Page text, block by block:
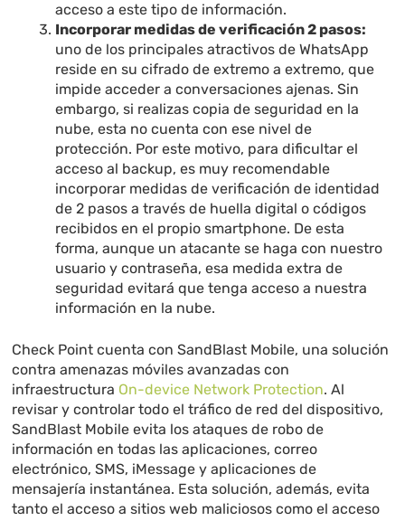
acceso a este tipo de información.
Incorporar medidas de verificación 2 pasos:
uno de los principales atractivos de WhatsApp
reside en su cifrado de extremo a extremo, que
impide acceder a conversaciones ajenas. Sin
embargo, si realizas copia de seguridad en la
nube, esta no cuenta con ese nivel de
protección. Por este motivo, para dificultar el
acceso al backup, es muy recomendable
incorporar medidas de verificación de identidad
de 2 pasos a través de huella digital o códigos
recibidos en el propio smartphone. De esta
forma, aunque un atacante se haga con nuestro
usuario y contraseña, esa medida extra de
seguridad evitará que tenga acceso a nuestra
información en la nube.
Check Point cuenta con SandBlast Mobile, una solución
contra amenazas móviles avanzadas con
infraestructura On-device Network Protection. Al
revisar y controlar todo el tráfico de red del dispositivo,
SandBlast Mobile evita los ataques de robo de
información en todas las aplicaciones, correo
electrónico, SMS, iMessage y aplicaciones de
mensajería instantánea. Esta solución, además, evita
tanto el acceso a sitios web maliciosos como el acceso